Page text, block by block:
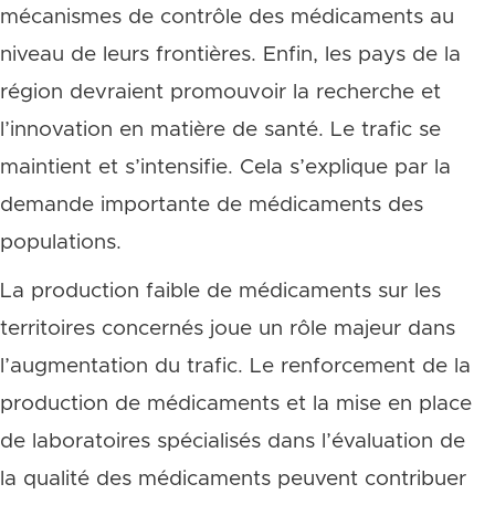
mécanismes de contrôle des médicaments au
niveau de leurs frontières. Enfin, les pays de la
région devraient promouvoir la recherche et
l’innovation en matière de santé. Le trafic se
maintient et s’intensifie. Cela s’explique par la
demande importante de médicaments des
populations.
La production faible de médicaments sur les
territoires concernés joue un rôle majeur dans
l’augmentation du trafic. Le renforcement de la
production de médicaments et la mise en place
de laboratoires spécialisés dans l’évaluation de
la qualité des médicaments peuvent contribuer